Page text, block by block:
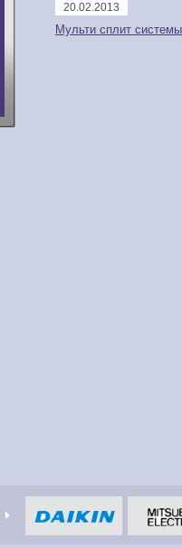
20.02.2013
Мульти сплит системы